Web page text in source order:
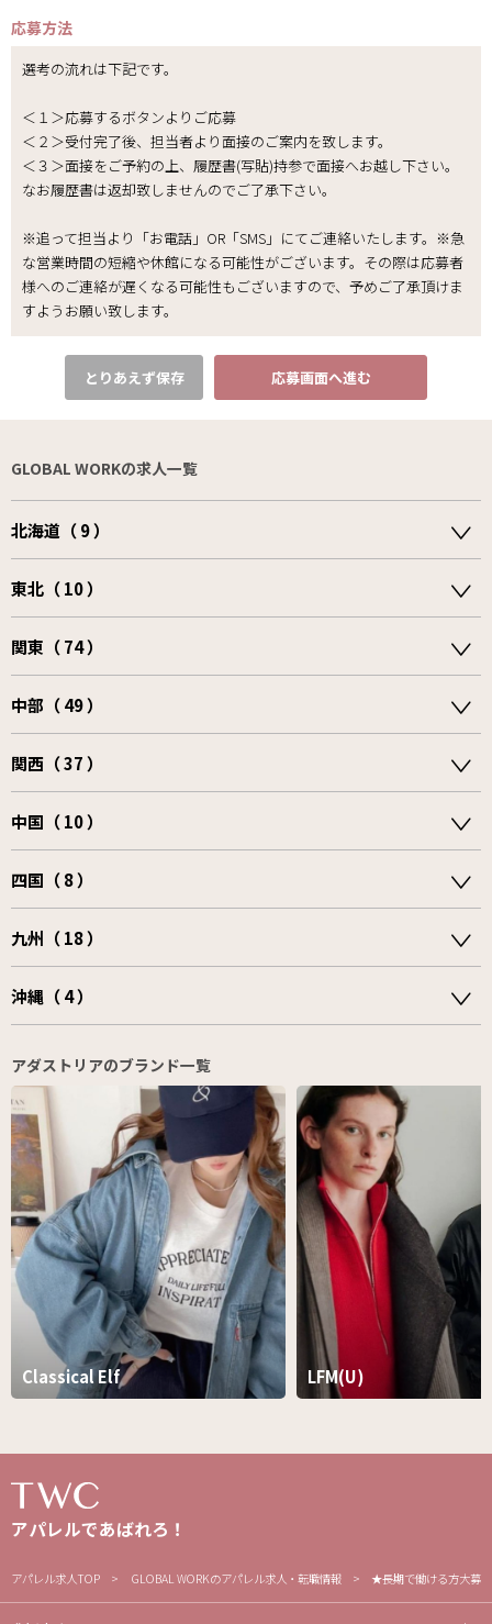
応募方法
選考の流れは下記です。
＜１＞応募するボタンよりご応募
＜２＞受付完了後、担当者より面接のご案内を致します。
＜３＞面接をご予約の上、履歴書(写貼)持参で面接へお越し下さい。
なお履歴書は返却致しませんのでご了承下さい｡
※追って担当より「お電話」OR「SMS」にてご連絡いたします。※急
な営業時間の短縮や休館になる可能性がございます。その際は応募者
様へのご連絡が遅くなる可能性もございますので、予めご了承頂けま
すようお願い致します。
とりあえず保存 応募画面へ進む
GLOBAL WORKの求人一覧
北海道（ 9 ）
東北（ 10 ）
関東（ 74 ）
中部（ 49 ）
関西（ 37 ）
中国（ 10 ）
四国（ 8 ）
九州（ 18 ）
沖縄（ 4 ）
アダストリアのブランド一覧
Classical Elf LFM(U)
アパレルであばれろ！
アパレル求人TOP GLOBAL WORKのアパレル求人・転職情報 ★長期で働ける方大募